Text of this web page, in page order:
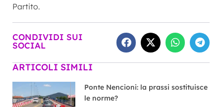
Partito.
CONDIVIDI SUI
SOCIAL
ARTICOLI SIMILI
Ponte Nencioni: la prassi sostituisce
le norme?